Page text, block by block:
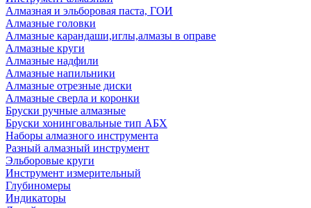
Алмазная и эльборовая паста, ГОИ
Алмазные головки
Алмазные карандаши,иглы,алмазы в оправе
Алмазные круги
Алмазные надфили
Алмазные напильники
Алмазные отрезные диски
Алмазные сверла и коронки
Бруски ручные алмазные
Бруски хонинговальные тип АБХ
Наборы алмазного инструмента
Разный алмазный инструмент
Эльборовые круги
Инструмент измерительный
Глубиномеры
Индикаторы